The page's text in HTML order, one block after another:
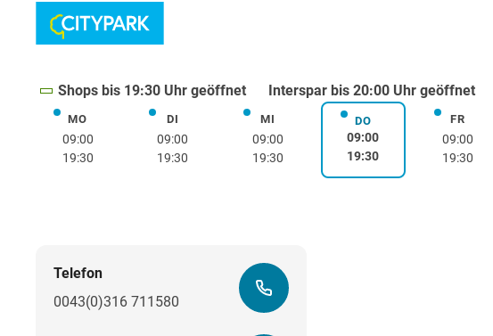
Shops bis 19:30 Uhr geöffnet Interspar bis 20:00 Uhr geöffnet
MOMontag
09:00
19:30
DIDienstag
09:00
19:30
MIMittwoch
09:00
19:30
DODonnerstag
09:00
19:30
FRFreitag
09:00
19:30
Telefon
0043(0)316 711580